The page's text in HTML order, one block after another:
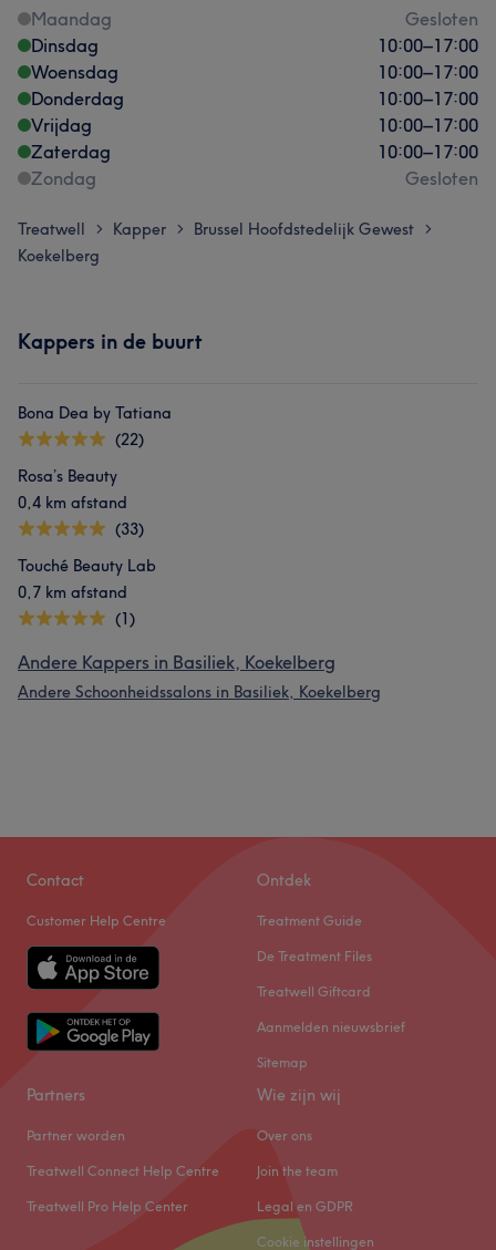
Maandag
Gesloten
Dinsdag
10:00–17:00
Woensdag
10:00–17:00
Donderdag
10:00–17:00
Vrijdag
10:00–17:00
Zaterdag
10:00–17:00
Zondag
Gesloten
Treatwell > Kapper > Brussel Hoofdstedelijk Gewest >
Koekelberg
Kappers in de buurt
Bona Dea by Tatiana
(22)
Rosa’s Beauty
0,4 km afstand
(33)
Touché Beauty Lab
0,7 km afstand
(1)
Andere Kappers in Basiliek, Koekelberg
Andere Schoonheidssalons in Basiliek, Koekelberg
Contact
Customer Help Centre
Ontdek
Treatment Guide
De Treatment Files
Treatwell Giftcard
Aanmelden nieuwsbrief
Sitemap
Partners
Partner worden
Treatwell Connect Help Centre
Treatwell Pro Help Center
Wie zijn wij
Over ons
Join the team
Legal en GDPR
Cookie instellingen